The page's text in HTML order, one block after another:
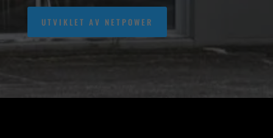
UTVIKLET AV NETPOWER